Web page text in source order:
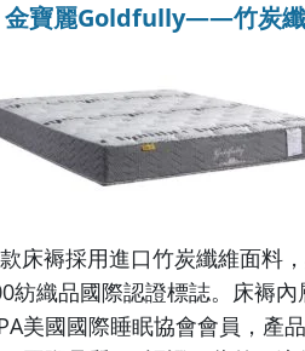
金寶麗Goldfully——竹炭
床褥採用進口竹炭纖維面料
紡織品國際認證標誌。床褥
美國國際睡眠協會會員，產